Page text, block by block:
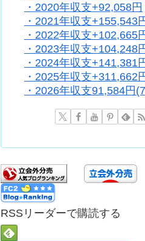
・2020年収支+92,058円
・2021年収支+155,543
・2022年収支+102,665
・2023年収支+104,248
・2024年収支+141,381
・2025年収支+311,662
・2026年収支91,584円
RSSリーダーで購読する